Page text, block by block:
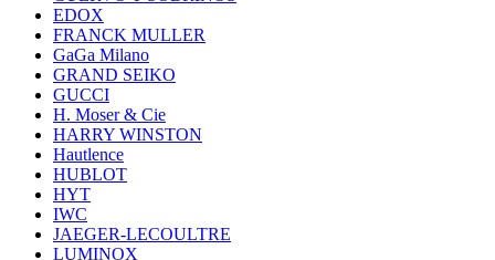
EDOX
FRANCK MULLER
GaGa Milano
GRAND SEIKO
GUCCI
H. Moser & Cie
HARRY WINSTON
Hautlence
HUBLOT
HYT
IWC
JAEGER-LECOULTRE
LUMINOX